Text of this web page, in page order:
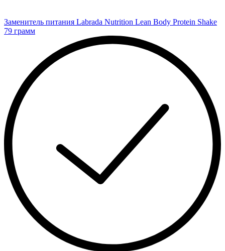
Заменитель питания Labrada Nutrition Lean Body Protein Shake
79 грамм